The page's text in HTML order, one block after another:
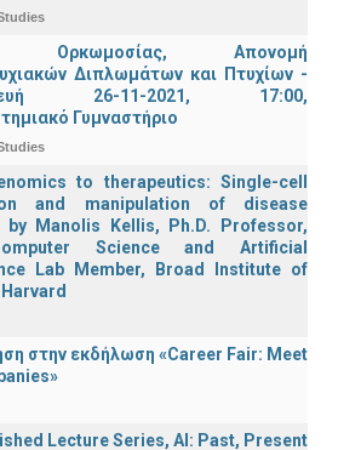
Ορκωμοσίας, Απονομή
Διπλωμάτων και Πτυχίων -
26-11-2021, 17:00,
Γυμναστήριο
to therapeutics: Single-cell
and manipulation of disease
by Manolis Kellis, Ph.D. Professor,
Science and Artificial
Lab Member, Broad Institute of
στην εκδήλωση «Career Fair: Meet
Lecture Series, ΑΙ: Past, Present